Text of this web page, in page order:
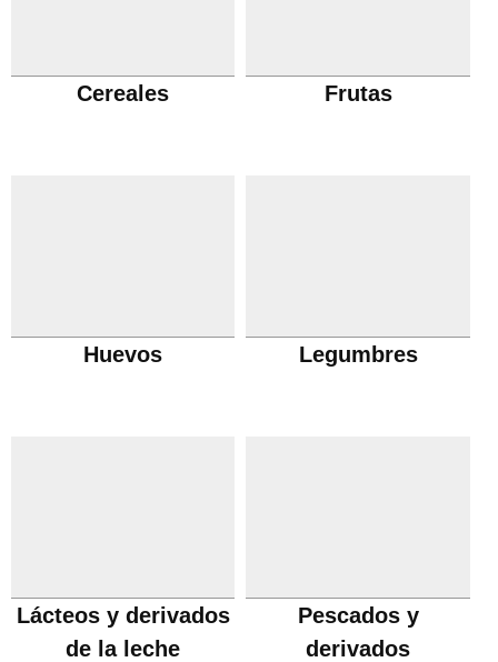
Cereales Frutas
Huevos Legumbres
Lácteos y derivados
de la leche
Pescados y
derivados